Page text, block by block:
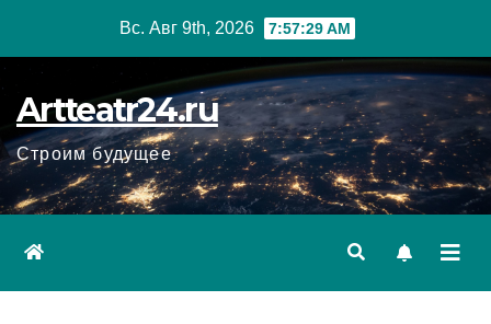
Вс. Авг 9th, 2026 7:57:30 AM
Artteatr24.ru
Строим будущее